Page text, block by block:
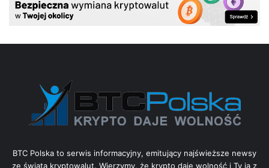
BTC Polska to serwis informacyjny, emitujący najświeższe newsy
ze świata kryptowalut. Wierzymy, że krypto daje wolność i Ty ją z